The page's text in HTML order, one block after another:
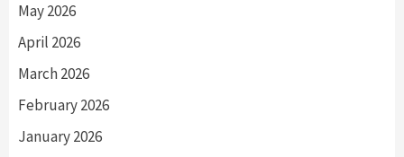
May 2026
April 2026
March 2026
February 2026
January 2026